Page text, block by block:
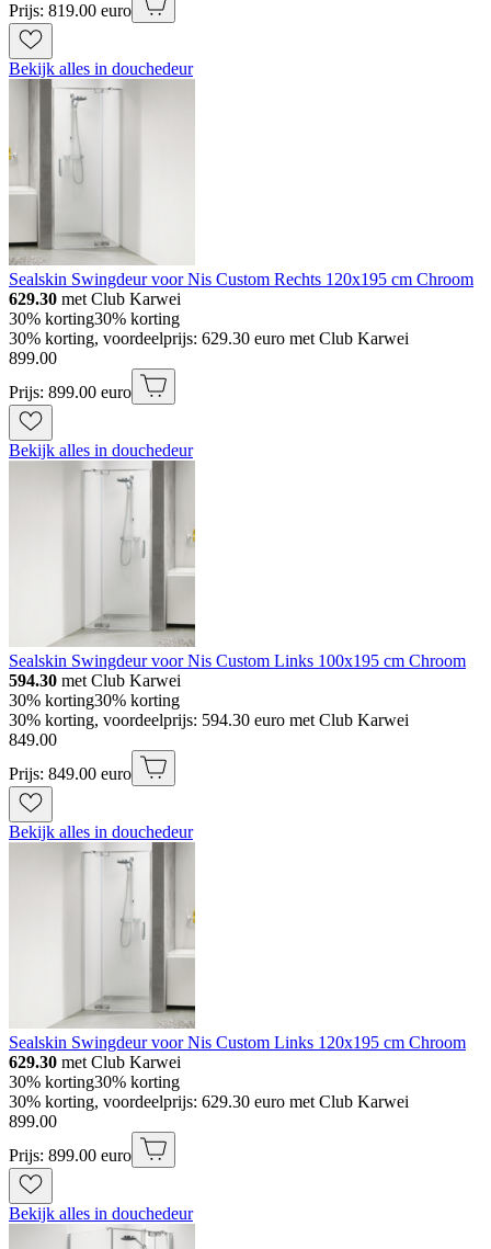
Prijs: 819.00 euro
Bekijk alles in douchedeur
Sealskin Swingdeur voor Nis Custom Rechts 120x195 cm Chroom
629.30 met Club Karwei
30% korting30% korting
30% korting, voordeelprijs: 629.30 euro met Club Karwei
899.00
Prijs: 899.00 euro
Bekijk alles in douchedeur
Sealskin Swingdeur voor Nis Custom Links 100x195 cm Chroom
594.30 met Club Karwei
30% korting30% korting
30% korting, voordeelprijs: 594.30 euro met Club Karwei
849.00
Prijs: 849.00 euro
Bekijk alles in douchedeur
Sealskin Swingdeur voor Nis Custom Links 120x195 cm Chroom
629.30 met Club Karwei
30% korting30% korting
30% korting, voordeelprijs: 629.30 euro met Club Karwei
899.00
Prijs: 899.00 euro
Bekijk alles in douchedeur